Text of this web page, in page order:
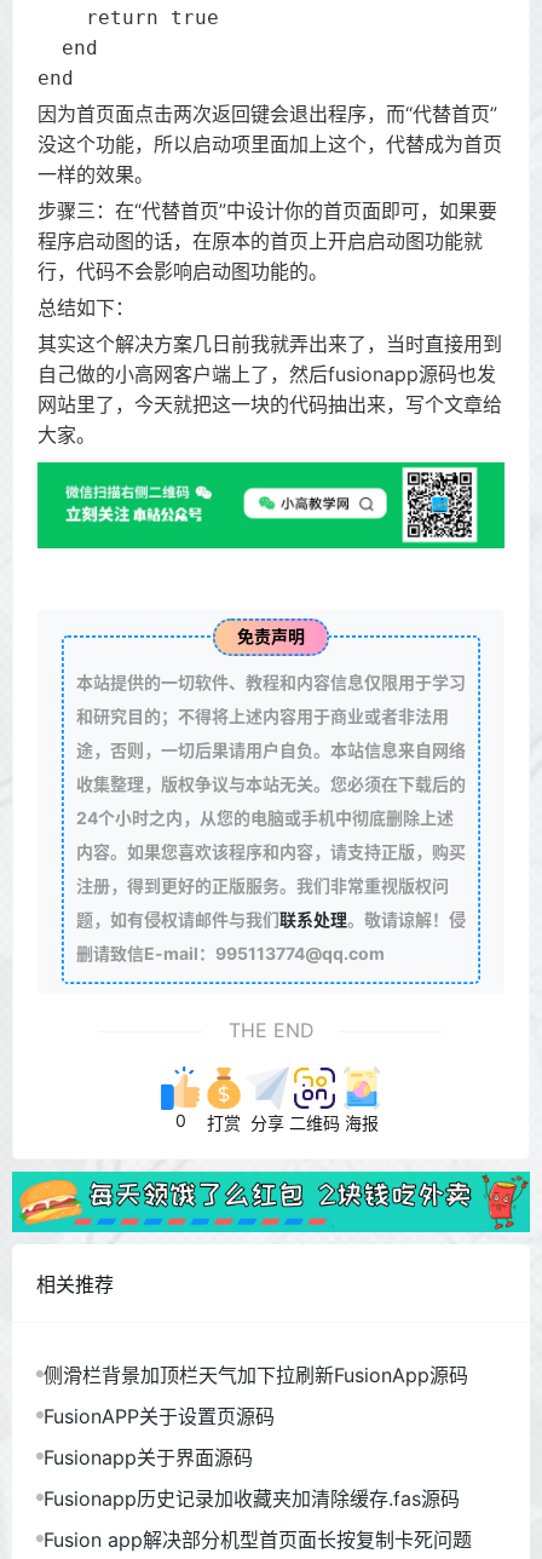
    return true
  end
end
因为首页面点击两次返回键会退出程序，而“代替首页”
没这个功能，所以启动项里面加上这个，代替成为首页
一样的效果。
步骤三：在“代替首页”中设计你的首页面即可，如果要
程序启动图的话，在原本的首页上开启启动图功能就
行，代码不会影响启动图功能的。
总结如下：
其实这个解决方案几日前我就弄出来了，当时直接用到
自己做的小高网客户端上了，然后fusionapp源码也发
网站里了，今天就把这一块的代码抽出来，写个文章给
大家。
免责声明
本站提供的一切软件、教程和内容信息仅限用于学习
和研究目的；不得将上述内容用于商业或者非法用
途，否则，一切后果请用户自负。本站信息来自网络
收集整理，版权争议与本站无关。您必须在下载后的
24个小时之内，从您的电脑或手机中彻底删除上述
内容。如果您喜欢该程序和内容，请支持正版，购买
注册，得到更好的正版服务。我们非常重视版权问
题，如有侵权请邮件与我们联系处理。敬请谅解！侵
删请致信E-mail：995113774@qq.com
THE END
0 打赏 分享 二维码 海报
相关推荐
侧滑栏背景加顶栏天气加下拉刷新FusionApp源码
FusionAPP关于设置页源码
Fusionapp关于界面源码
Fusionapp历史记录加收藏夹加清除缓存.fas源码
Fusion app解决部分机型首页面长按复制卡死问题